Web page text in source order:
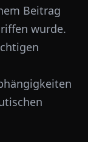
Beitrag
wurde.